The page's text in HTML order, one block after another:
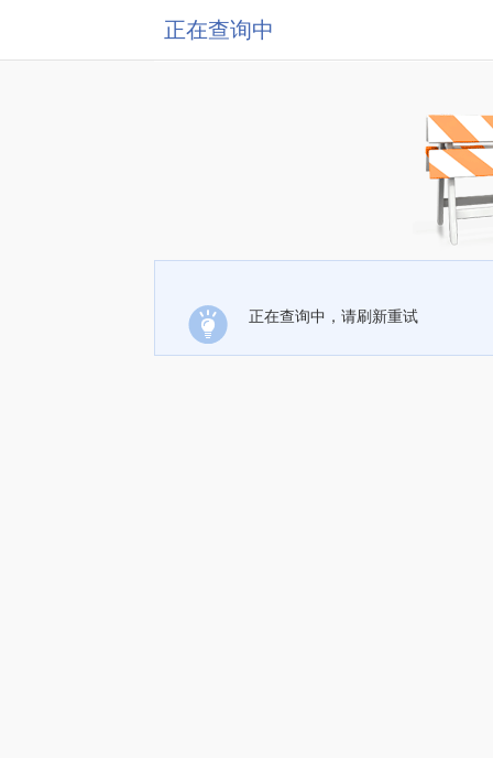
正在查询中
正在查询中，请刷新重试